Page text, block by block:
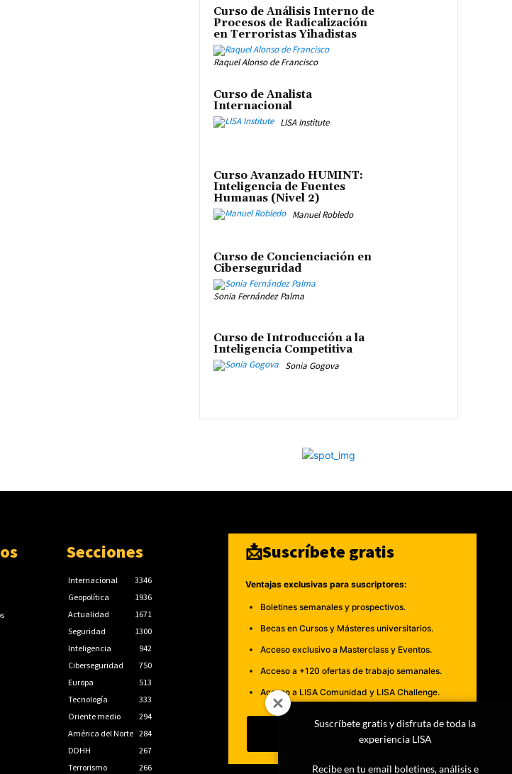
Curso de Análisis Interno de
Procesos de Radicalización
en Terroristas Yihadistas
Raquel Alonso de Francisco
Curso de Analista
Internacional
LISA Institute
Curso Avanzado HUMINT:
Inteligencia de Fuentes
Humanas (Nivel 2)
Manuel Robledo
Curso de Concienciación en
Ciberseguridad
Sonia Fernández Palma
Curso de Introducción a la
Inteligencia Competitiva
Sonia Gogova
Secciones
Internacional
3346
Geopolítica
1936
Actualidad
1671
Seguridad
1300
Inteligencia
942
Ciberseguridad
750
Europa
513
Tecnología
333
Oriente medio
294
América del Norte 284
DDHH
267
Terrorismo
266
📩Suscríbete gratis
Ventajas exclusivas para suscriptores:
Boletines semanales y prospectivos.
Becas en Cursos y Másteres universitarios.
Acceso exclusivo a Masterclass y Eventos.
Acceso a +120 ofertas de trabajo semanales.
Acceso a LISA Comunidad y LISA Challenge.
Suscribirme
Suscríbete gratis y disfruta de toda la
experiencia LISA
Recibe en tu email boletines, análisis e